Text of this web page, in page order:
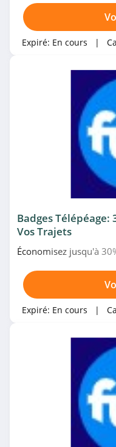
Venez très vite!
Expiré: En cours |
Badges Télépéage:
Vos Trajets
Économisez jusqu'à
Expiré: En cours |